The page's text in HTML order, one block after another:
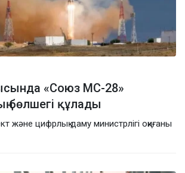
«Союз МС-28»
бөлшегі құлады
және цифрлық даму министрлігі оқиғаны